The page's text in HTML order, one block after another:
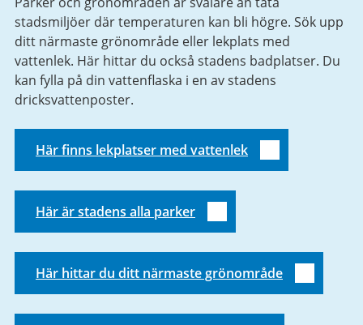
stadsmiljöer där temperaturen kan bli högre. Sök upp
ditt närmaste grönområde eller lekplats med
vattenlek. Här hittar du också stadens badplatser. Du
kan fylla på din vattenflaska i en av stadens
dricksvattenposter.
Här finns lekplatser med vattenlek
Här är stadens alla parker
Här hittar du ditt närmaste grönområde